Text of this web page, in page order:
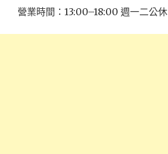
營業時間：13:00–18:00 週一二公休